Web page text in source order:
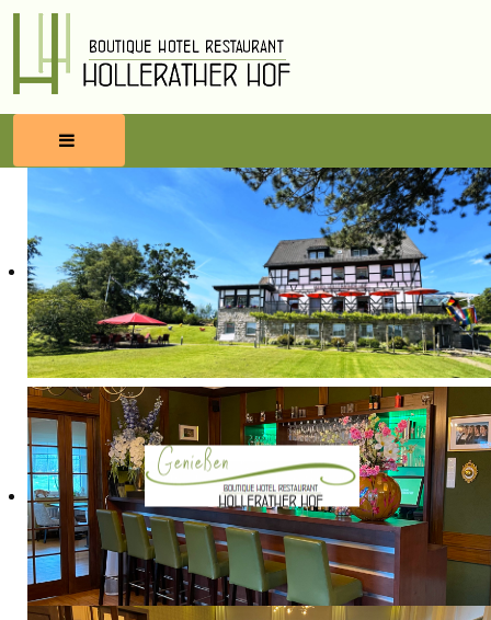
RESERVIEREN
ESSEN & TRINKEN
WELLNESS
UMBEGUNG
UNSERE GESCHICHTE